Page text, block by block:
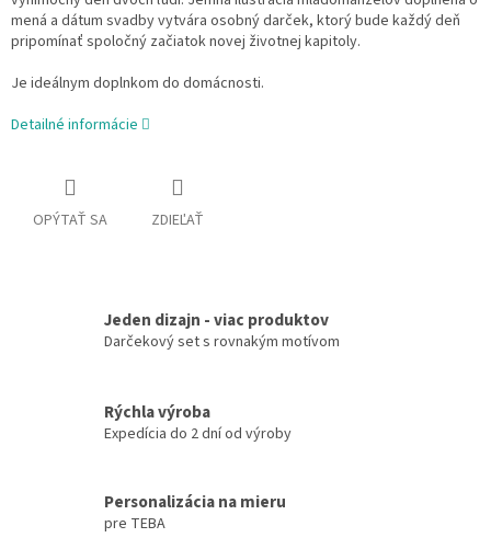
mená a dátum svadby vytvára osobný darček, ktorý bude každý deň
pripomínať spoločný začiatok novej životnej kapitoly.
Je ideálnym doplnkom do domácnosti.
Detailné informácie
OPÝTAŤ SA ZDIEĽAŤ
Jeden dizajn - viac produktov
Darčekový set s rovnakým motívom
Rýchla výroba
Expedícia do 2 dní od výroby
Personalizácia na mieru
pre TEBA